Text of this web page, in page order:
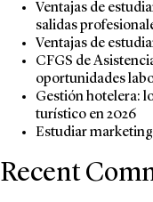
Ventajas de
salidas
Ventajas de
CFGS de
oportunidades
Gestión hotelera:
turístico en 2026
Estudiar
Recent